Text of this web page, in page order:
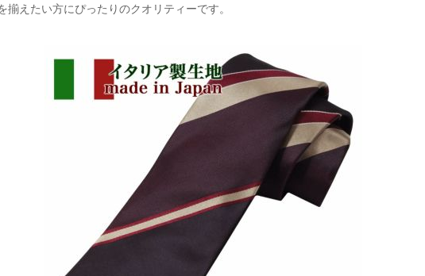
揃えたい方にぴったりのクオリティーです。